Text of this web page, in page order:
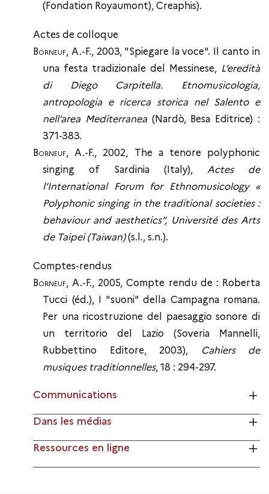
(Fondation Royaumont), Creaphis).
Actes de colloque
Borneuf, A.-F., 2003, "Spiegare la voce". Il canto in
una festa tradizionale del Messinese, L’eredità
di Diego Carpitella. Etnomusicologia,
antropologia e ricerca storica nel Salento e
nell’area Mediterranea(Nardò, Besa Editrice) :
371-383.
Borneuf, A.-F., 2002, The a tenore polyphonic
singing of Sardinia (Italy), Actes de
l’International Forum for Ethnomusicology «
Polyphonic singing in the traditional societies :
behaviour and aesthetics", Université des Arts
de Taipei (Taiwan)(s.l., s.n.).
Comptes-rendus
Borneuf, A.-F., 2005, Compte rendu de : Roberta
Tucci (éd.), I "suoni" della Campagna romana.
Per una ricostruzione del paesaggio sonore di
un territorio del Lazio (Soveria Mannelli,
Rubbettino Editore, 2003),
Cahiers de
musiques traditionnelles, 18 : 294-297.
Communications
Dans les médias
Ressources en ligne